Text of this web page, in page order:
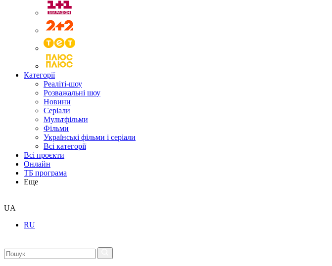
Категорії
Реаліті-шоу
Розважальні шоу
Новини
Серіали
Мультфільми
Фільми
Українські фільми і серіали
Всі категорії
Всі проєкти
Онлайн
ТБ програма
Еще
UA
RU